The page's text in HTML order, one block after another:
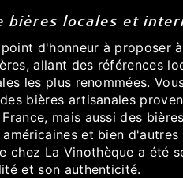
bières locales et
d'honneur à proposer
allant des références
les plus renommées.
bières artisanales
mais aussi des
et bien d'autres
chez La Vinothèque a été
et son authenticité.